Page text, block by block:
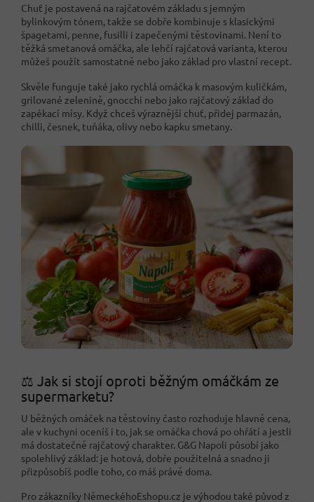
Chuť je postavená na rajčatovém základu s jemným
bylinkovým tónem, takže se dobře kombinuje s klasickými
špagetami, penne, fusilli i zapečenými těstovinami. Není to
těžká smetanová omáčka, ale lehčí rajčatová varianta, kterou
můžeš použít samostatně nebo jako základ pro vlastní recept.
Skvěle funguje také jako rychlá omáčka k masovým kuličkám,
grilované zelenině, gnocchi nebo jako rajčatový základ do
zapékací mísy. Když chceš výraznější chuť, přidej parmazán,
chilli, česnek, tuňáka, olivy nebo kapku smetany.
⚖️ Jak si stojí oproti běžným omáčkám ze
supermarketu?
U běžných omáček na těstoviny často rozhoduje hlavně cena,
ale v kuchyni oceníš i to, jak se omáčka chová po ohřátí a jestli
má dostatečně rajčatový charakter. G&G Napoli působí jako
spolehlivý základ: je hotová, dobře použitelná a snadno ji
přizpůsobíš podle toho, co máš právě doma.
Pro zákazníky NěmeckéhoEshopu.cz je výhodou také původ z